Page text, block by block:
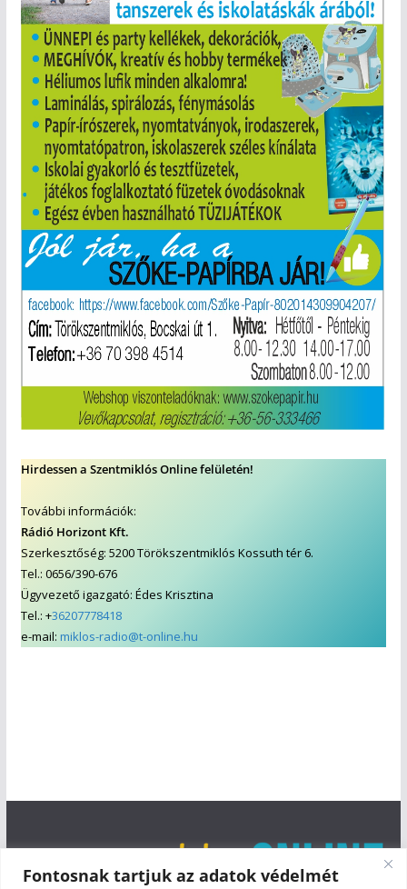
Fontosnak tartjuk az adatok védelmét
Hirdessen a Szentmiklós Online felületén!
További információk:
Rádió Horizont Kft.
Szerkesztőség: 5200 Törökszentmiklós Kossuth tér 6.
Tel.: 0656/390-676
Ügyvezető igazgató: Édes Krisztina
Tel.: +36207778418
e-mail: miklos-radio@t-online.hu